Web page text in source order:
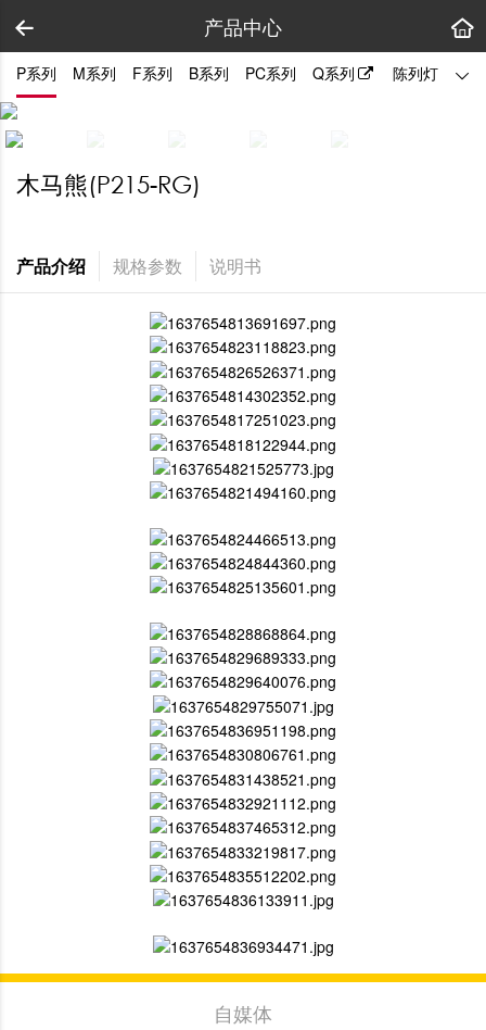
产品中心
P系列 M系列 F系列 B系列 PC系列 Q系列 陈列灯 拼
木马熊(P215-RG)
产品介绍 规格参数 说明书
自媒体